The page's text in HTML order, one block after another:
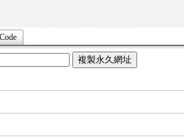
複製永久網址